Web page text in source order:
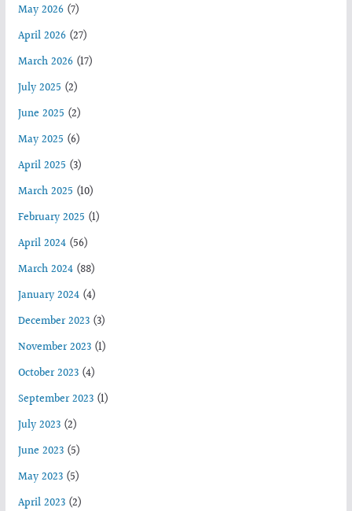
May 2026(7)
April 2026(27)
March 2026(17)
July 2025 (2)
June 2025 (2)
May 2025 (6)
April 2025 (3)
March 2025 (10)
February 2025 (1)
April 2024(56)
March 2024(88)
January 2024(4)
December 2023(3)
November 2023(1)
October 2023(4)
September 2023(1)
July 2023(2)
June 2023(5)
May 2023(5)
April 2023(2)